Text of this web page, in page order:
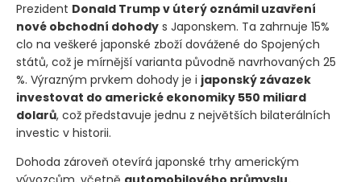
Prezident Donald Trump v úterý oznámil uzavření
nové obchodní dohody s Japonskem. Ta zahrnuje 15%
clo na veškeré japonské zboží dovážené do Spojených
států, což je mírnější varianta původně navrhovaných 25
%. Výrazným prvkem dohody je i japonský závazek
investovat do americké ekonomiky 550 miliard
dolarů, což představuje jednu z největších bilaterálních
investic v historii.
Dohoda zároveň otevírá japonské trhy americkým